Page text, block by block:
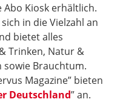
Abo Kiosk erhältlich.
in die Vielzahl an
bietet alles
Trinken, Natur &
sowie Brauchtum.
Magazine” bieten
Deutschland” an.